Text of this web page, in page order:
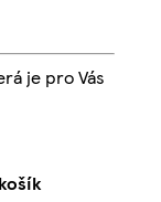
je pro Vás